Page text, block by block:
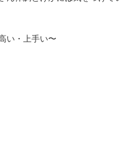
い・上手い〜